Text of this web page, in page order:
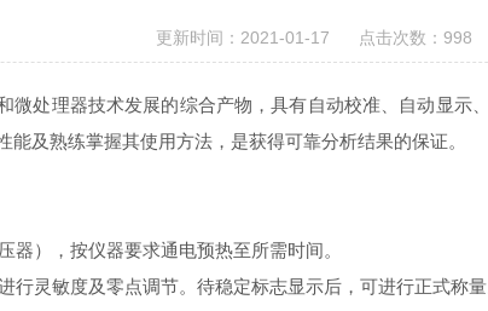
更新时间：2021-01-17 点击次数：998
理器技术发展的综合产物，具有自动校准、自动显示
及熟练掌握其使用方法，是获得可靠分析结果的保证。
），按仪器要求通电预热至所需时间。
灵敏度及零点调节。待稳定标志显示后，可进行正式称量